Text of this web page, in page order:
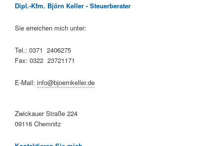
Dipl.-Kfm. Björn Keller - Steuerberater
Sie erreichen mich unter:
Tel.: 0371 2406275
Fax: 0322 23721171
E-Mail: info@bjoernkeller.de
Zwickauer Straße 224
09116 Chemnitz